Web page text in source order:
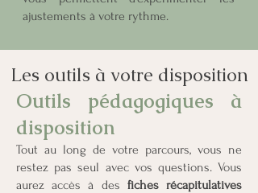
ajustements à votre rythme.
Les outils à votre disposition
Outils pédagogiques à
disposition
Tout au long de votre parcours, vous ne
restez pas seul avec vos questions. Vous
aurez accès à des fiches récapitulatives